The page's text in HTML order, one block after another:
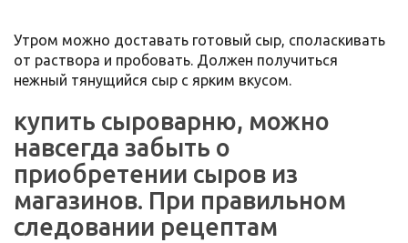
Утром можно доставать готовый сыр, споласкивать
от раствора и пробовать. Должен получиться
нежный тянущийся сыр с ярким вкусом.
купить сыроварню, можно
навсегда забыть о
приобретении сыров из
магазинов. При правильном
следовании рецептам